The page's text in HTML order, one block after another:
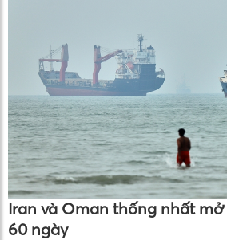
Iran và Oman thống nhất mở
60 ngày